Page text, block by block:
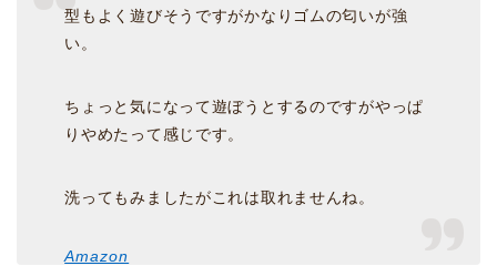
型もよく遊びそうですがかなりゴムの匂いが強
い。
ちょっと気になって遊ぼうとするのですがやっぱ
りやめたって感じです。
洗ってもみましたがこれは取れませんね。
Amazon